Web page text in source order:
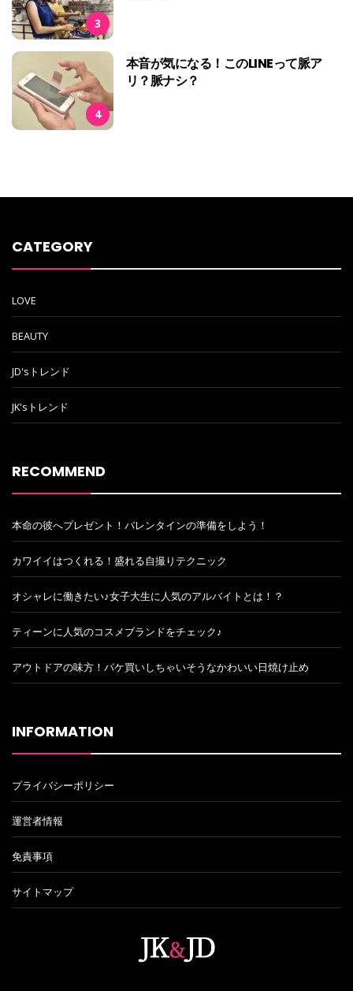
3
4
本音が気になる！このLINEって脈ア
リ？脈ナシ？
CATEGORY
LOVE
BEAUTY
JD'sトレンド
JK'sトレンド
RECOMMEND
本命の彼へプレゼント！バレンタインの準備をしよう！
カワイイはつくれる！盛れる自撮りテクニック
オシャレに働きたい♪女子大生に人気のアルバイトとは！？
ティーンに人気のコスメブランドをチェック♪
アウトドアの味方！パケ買いしちゃいそうなかわいい日焼け止め
INFORMATION
プライバシーポリシー
運営者情報
免責事項
サイトマップ